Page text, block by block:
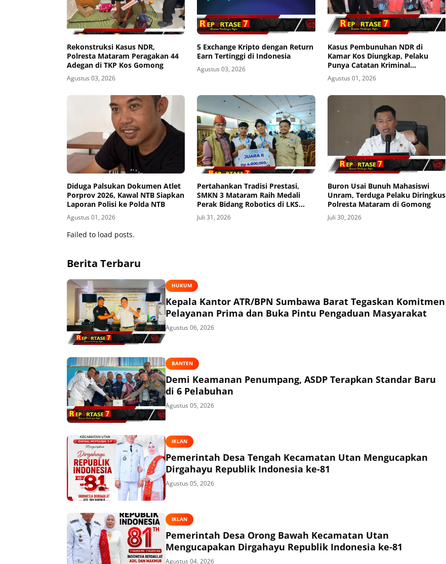
Rekonstruksi Kasus NDR,
Polresta Mataram Peragakan 44
Adegan di TKP Kos Gomong
Agustus 03, 2026
5 Exchange Kripto dengan Return
Earn Tertinggi di Indonesia
Agustus 03, 2026
Kasus Pembunuhan NDR di
Kamar Kos Diungkap, Pelaku
Punya Catatan Kriminal
Kekerasan
Agustus 01, 2026
Diduga Palsukan Dokumen Atlet
Porprov 2026, Kawal NTB Siapkan
Laporan Polisi ke Polda NTB
Agustus 01, 2026
Pertahankan Tradisi Prestasi,
SMKN 3 Mataram Raih Medali
Perak Bidang Robotics di LKS
Tingkat Provinsi 2026
Juli 31, 2026
Buron Usai Bunuh Mahasiswi
Unram, Terduga Pelaku Diringkus
Polresta Mataram di Gomong
Juli 30, 2026
Failed to load posts.
Berita Terbaru
HUKUM
Kepala Kantor ATR/BPN Sumbawa Barat Tegaskan Komitmen
Pelayanan Prima dan Buka Pintu Pengaduan Masyarakat
Agustus 06, 2026
BANTEN
Demi Keamanan Penumpang, ASDP Terapkan Standar Baru
di 6 Pelabuhan
Agustus 05, 2026
IKLAN
Pemerintah Desa Tengah Kecamatan Utan Mengucapkan
Dirgahayu Republik Indonesia ke-81
Agustus 05, 2026
IKLAN
Pemerintah Desa Orong Bawah Kecamatan Utan
Mengucapakan Dirgahayu Republik Indonesia ke-81
Agustus 04, 2026